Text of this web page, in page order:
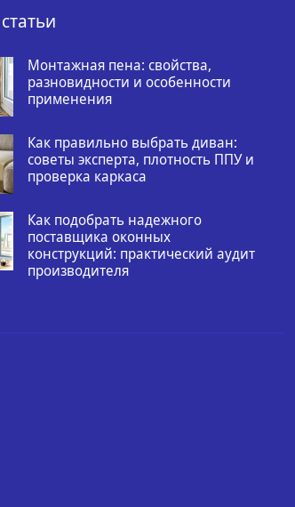
Монтажная пена: свойства,
разновидности и особенности
применения
Как правильно выбрать диван:
советы эксперта, плотность ППУ и
проверка каркаса
Как подобрать надежного
поставщика оконных
конструкций: практический аудит
производителя